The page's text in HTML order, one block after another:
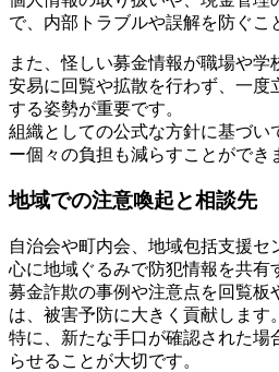
で、内部トラブルや誤解を防ぐこ
また、怪しい募金情報が職場や学
安易に回覧や拡散を行わず、一度
する姿勢が重要です。
組織としての公式な方針に基づい
ー個々の負担も減らすことができ
地域での注意喚起と相談先
自治会や町内会、地域包括支援セ
心に地域ぐるみで防犯情報を共有
募金詐欺の事例や注意点を回覧板
は、被害予防に大きく貢献します。
特に、新たな手口が確認された場
らせることが大切です。